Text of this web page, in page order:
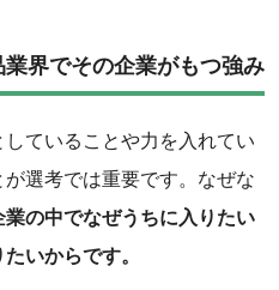
業界でその企業がもつ強み
ていることや力を入れてい
選考では重要です。なぜな
業の中でなぜうちに入りたい
いからです。